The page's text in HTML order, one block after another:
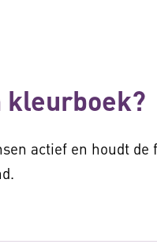
kleurboek?
actief en houdt